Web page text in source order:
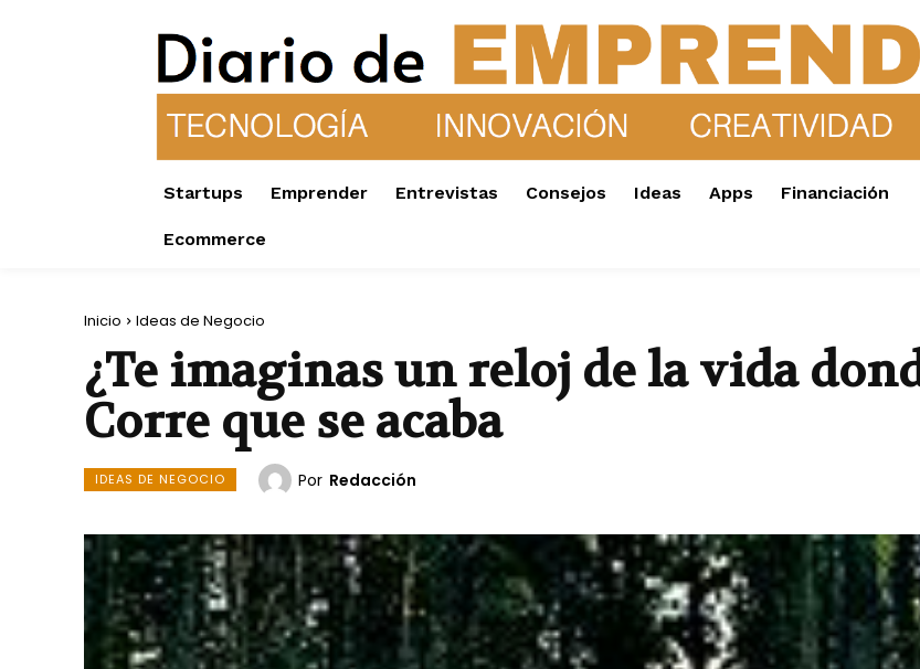
Startups Emprender Entrevistas Consejos Ideas Apps Financiación
Ecommerce
Inicio Ideas de Negocio
¿Te imaginas un reloj de la vida
Corre que se acaba
IDEAS DE NEGOCIO Por Redacción